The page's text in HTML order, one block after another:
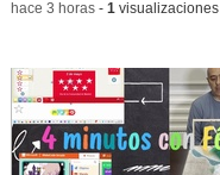
-hace 3 horas- 1 visualizaciones